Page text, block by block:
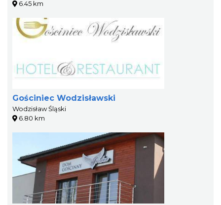
6.45 km
Gościniec Wodzisławski
Wodzisław Śląski
6.80 km